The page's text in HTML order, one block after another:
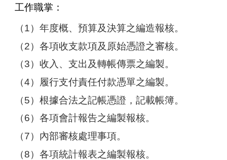
工作職掌：
（1）年度概、預算及決算之編造報核。
（2）各項收支款項及原始憑證之審核。
（3）收入、支出及轉帳傳票之編製。
（4）履行支付責任付款憑單之編製。
（5）根據合法之記帳憑證，記載帳簿。
（6）各項會計報告之編製報核。
（7）內部審核處理事項。
（8）各項統計報表之編製報核。